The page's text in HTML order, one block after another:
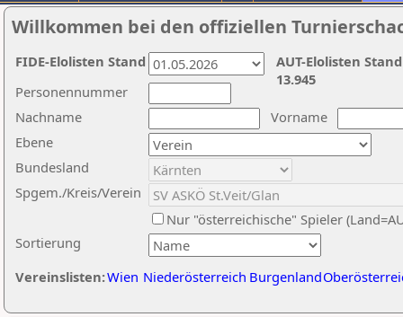
Willkommen bei den offiziellen
Nachname
Vorname
Ebene
Sortierung
Personennummer
Bundesland
Spgem./Kreis/Verein
Nur "österreichische" Spieler
Vereinslisten:Wien Niederösterreich Burgenland
AUT-Elolisten
13.945
FIDE-Elolisten Stand